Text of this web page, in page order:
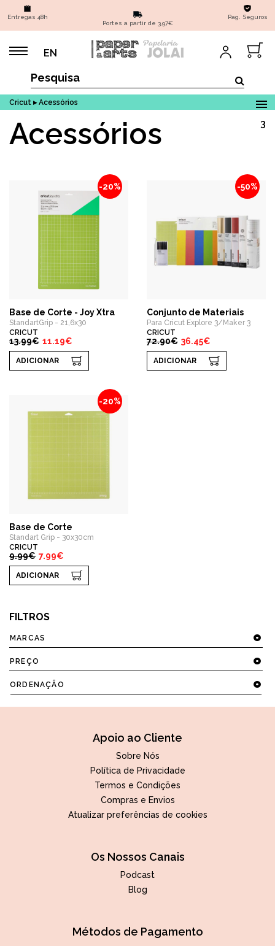
Entregas 48h
Portes a partir de 3,97€
Pag. Seguros
EN
Cricut ▸ Acessórios
Acessórios 3
-20%
Base de Corte - Joy Xtra
StandartGrip - 21,6x30
CRICUT
13.99€ 11.19€
ADICIONAR
-50%
Conjunto de Materiais
Para Cricut Explore 3/Maker 3
CRICUT
72.90€ 36.45€
ADICIONAR
-20%
Base de Corte
Standart Grip - 30x30cm
CRICUT
9.99€ 7.99€
ADICIONAR
FILTROS
MARCAS
PREÇO
ORDENAÇÃO
Apoio ao Cliente
Sobre Nós
Política de Privacidade
Termos e Condições
Compras e Envios
Atualizar preferências de cookies
Os Nossos Canais
Podcast
Blog
Métodos de Pagamento